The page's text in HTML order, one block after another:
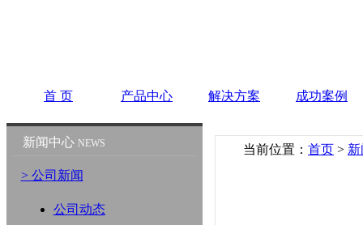
首 页 产品中心 解决方案 成功案例
新闻中心 NEWS
> 公司新闻
公司动态
当前位置： 首页 >